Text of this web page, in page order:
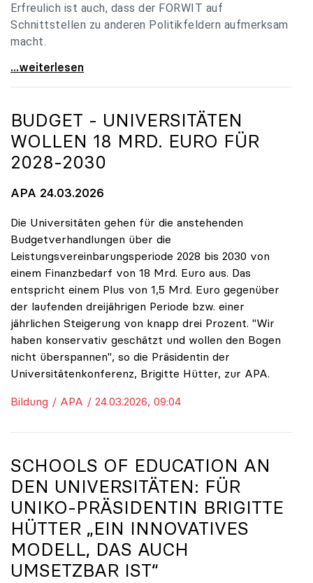
Erfreulich ist auch, dass der FORWIT auf
Schnittstellen zu anderen Politikfeldern aufmerksam
macht.
uniko zu FORWIT-Analyse: Wichtige Themen
...weiterlesen
BUDGET - UNIVERSITÄTEN
WOLLEN 18 MRD. EURO FÜR
2028-2030
APA 24.03.2026
Die Universitäten gehen für die anstehenden
Budgetverhandlungen über die
Leistungsvereinbarungsperiode 2028 bis 2030 von
einem Finanzbedarf von 18 Mrd. Euro aus. Das
entspricht einem Plus von 1,5 Mrd. Euro gegenüber
der laufenden dreijährigen Periode bzw. einer
jährlichen Steigerung von knapp drei Prozent. "Wir
haben konservativ geschätzt und wollen den Bogen
nicht überspannen", so die Präsidentin der
Universitätenkonferenz, Brigitte Hütter, zur APA.
Bildung / APA / 24.03.2026, 09:04
SCHOOLS OF EDUCATION AN
DEN UNIVERSITÄTEN: FÜR
UNIKO-PRÄSIDENTIN BRIGITTE
HÜTTER „EIN INNOVATIVES
MODELL, DAS AUCH
UMSETZBAR IST“